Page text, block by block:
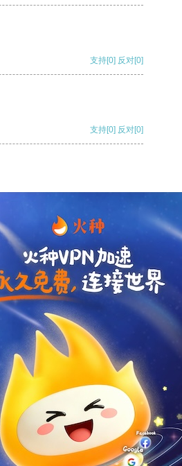
支持[0] 反对[0]
支持[0] 反对[0]
支持 [0] 反对 [0]
支持
旋风加速器
软件中心 雷霆加速 狂飙加速器